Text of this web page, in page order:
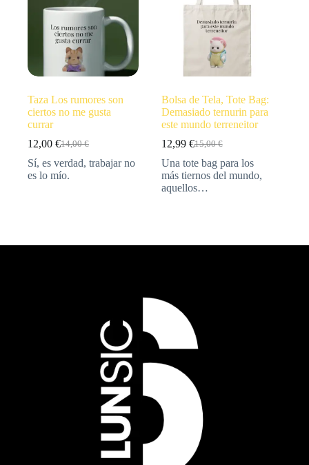
Taza Los rumores son
ciertos no me gusta
currar
14,00€
12,00 €
Sí, es verdad, trabajar no
es lo mío.
Bolsa de Tela, Tote Bag:
Demasiado ternurin para
este mundo terreneitor
15,00€
12,99 €
Una tote bag para los
más tiernos del mundo,
aquellos…